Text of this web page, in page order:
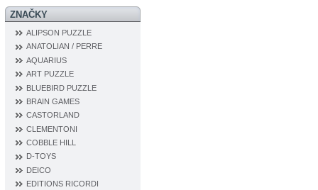
ZNAČKY
ALIPSON PUZZLE
ANATOLIAN / PERRE
AQUARIUS
ART PUZZLE
BLUEBIRD PUZZLE
BRAIN GAMES
CASTORLAND
CLEMENTONI
COBBLE HILL
D‐TOYS
DEICO
EDITIONS RICORDI